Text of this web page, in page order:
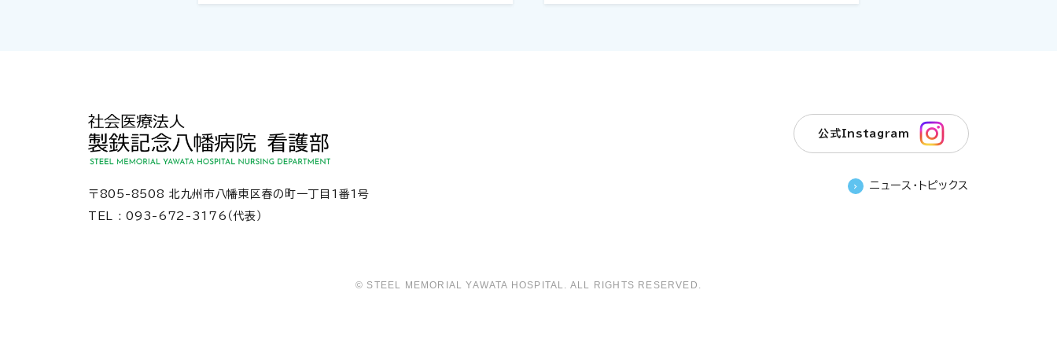
〒805-8508 北九州市八幡東区春の町一丁目1番1号
TEL : 093-672-3176（代表）
公式Instagram
ニュース・トピックス
© STEEL MEMORIAL YAWATA HOSPITAL. ALL RIGHTS RESERVED.